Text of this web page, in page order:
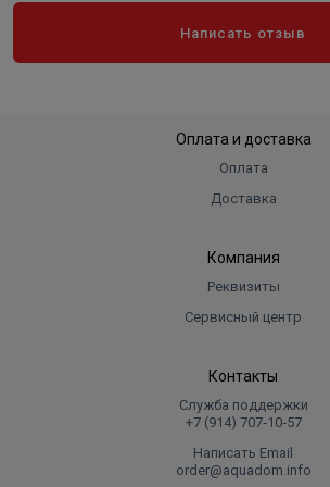
Бесшумный механизм работы за счёт
режим половинной мощности
Высоконадежный нагревательный
обеспечивает мгновенный нагрев
Датчик защиты от перегрева
Тепловентилятор Electrolux EFH/S-
Написать отзыв
Оплата и доставка
Оплата
Доставка
Компания
Реквизиты
Сервисный центр
Контакты
Служба поддержки
+7 (914) 707‑10‑57
Написать Email
order@aquadom.info